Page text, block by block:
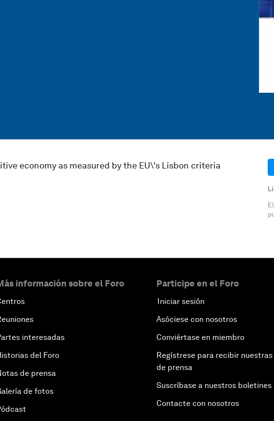
economy as measured by the EU\'s Lisbon criteria
información sobre el Foro
interesadas
del Foro
de prensa
de fotos
Participe en el Foro
Iniciar sesión
Asóciese con nosotros
Conviértase en miembro
Regístrese para recibir
de prensa
Suscríbase a nuestros boletines
Contacte con nosotros